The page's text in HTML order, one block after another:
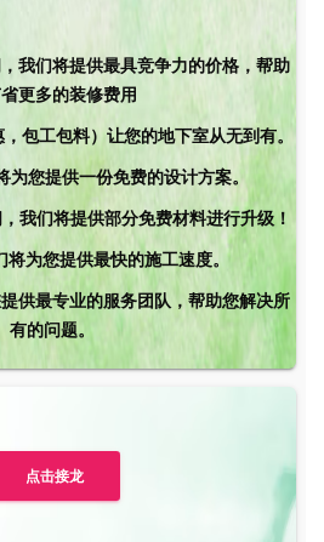
我们将提供最具竞争力的价格，帮助
更多的装修费用
包工包料）让您的地下室从无到有。
为您提供一份免费的设计方案。
我们将提供部分免费材料进行升级！
将为您提供最快的施工速度。
供最专业的服务团队，帮助您解决所
有的问题。
点击接龙